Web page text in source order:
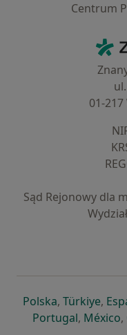
Centrum
01-
Sąd Rejonowy dla
Polskaotwiera się
, Türkiye,
Portugalotwiera
, México,